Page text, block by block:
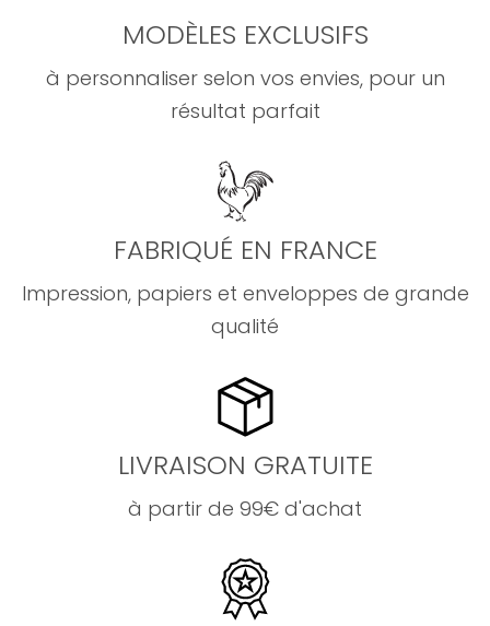
MODÈLES EXCLUSIFS
à personnaliser selon vos envies, pour un
résultat parfait
FABRIQUÉ EN FRANCE
Impression, papiers et enveloppes de grande
qualité
LIVRAISON GRATUITE
à partir de 99€ d'achat